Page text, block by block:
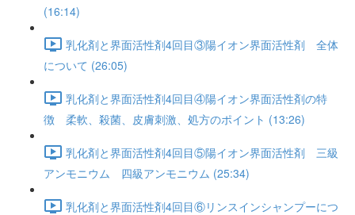
(16:14)
乳化剤と界面活性剤4回目③陽イオン界面活性剤 全体
について (26:05)
乳化剤と界面活性剤4回目④陽イオン界面活性剤の特
徴 柔軟、殺菌、皮膚刺激、処方のポイント (13:26)
乳化剤と界面活性剤4回目⑤陽イオン界面活性剤 三級
アンモニウム 四級アンモニウム (25:34)
乳化剤と界面活性剤4回目⑥リンスインシャンプーにつ